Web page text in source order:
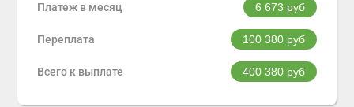
Платеж в месяц 6 673 руб
Переплата 100 380руб
Всего к выплате 400 380руб